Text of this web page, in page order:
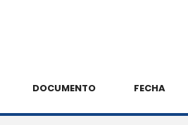
DOCUMENTO FECHA